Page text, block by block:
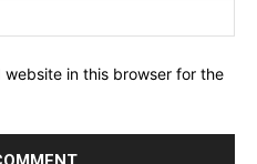
website in this browser for the